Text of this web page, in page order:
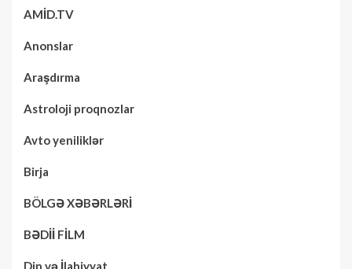
AMİD.TV
Anonslar
Araşdırma
Astroloji proqnozlar
Avto yeniliklər
Birja
BÖLGƏ XƏBƏRLƏRİ
BƏDİİ FİLM
Din və İlahiyyat